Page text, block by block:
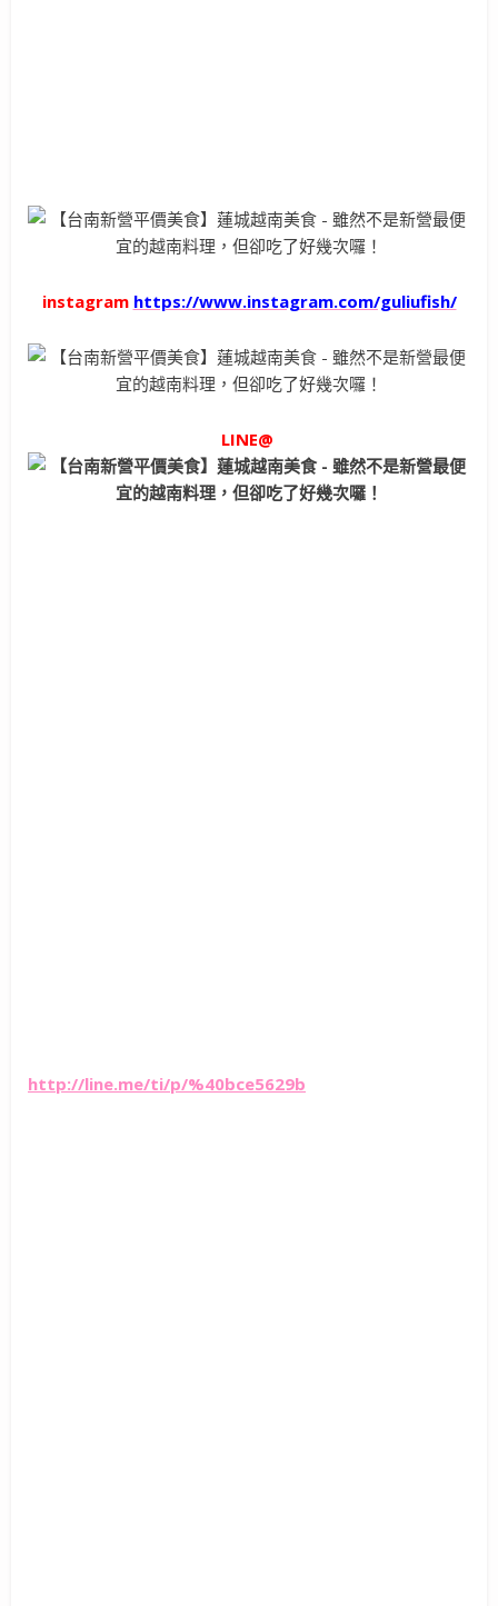
instagram https://www.instagram.com/guliufish/
LINE@
http://line.me/ti/p/%40bce5629b